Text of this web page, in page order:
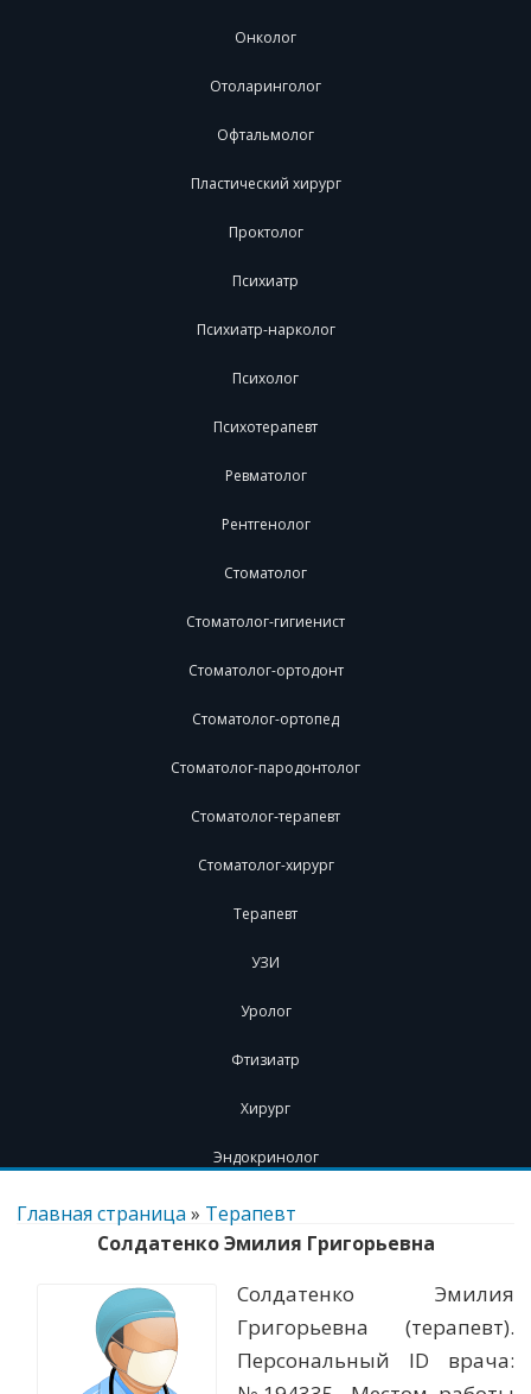
Онколог
Отоларинголог
Офтальмолог
Пластический хирург
Проктолог
Психиатр
Психиатр-нарколог
Психолог
Психотерапевт
Ревматолог
Рентгенолог
Стоматолог
Стоматолог-гигиенист
Стоматолог-ортодонт
Стоматолог-ортопед
Стоматолог-пародонтолог
Стоматолог-терапевт
Стоматолог-хирург
Терапевт
УЗИ
Уролог
Фтизиатр
Хирург
Эндокринолог
Перейти
содержимому
Главная страница » Терапевт
Солдатенко Эмилия Григорьевна
Солдатенко Эмилия
Григорьевна (терапевт).
Персональный ID врача: